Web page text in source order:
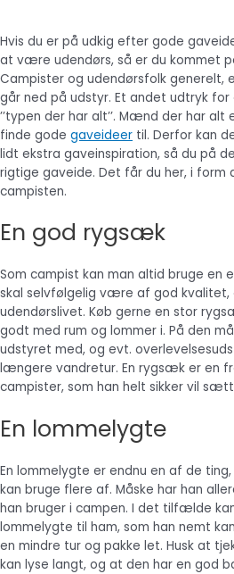
Hvis du er på udkig efter gode
at være udendørs, så er du kommet
Campister og udendørsfolk generelt,
går ned på udstyr. Et andet udtryk
’’typen der har alt’’. Mænd der har
finde gode gaveideer til. Derfor kan
lidt ekstra gaveinspiration, så du på
rigtige gaveide. Det får du her, i
campisten.
En god rygsæk
Som campist kan man altid bruge en
skal selvfølgelig være af god kvalitet,
udendørslivet. Køb gerne en stor
godt med rum og lommer i. På den
udstyret med, og evt.
længere vandretur. En rygsæk er en
campister, som han helt sikker vil
En lommelygte
En lommelygte er endnu en af de
kan bruge flere af. Måske har han
han bruger i campen. I det tilfælde
lommelygte til ham, som han nemt
en mindre tur og pakke let. Husk at
kan lyse langt, og at den har en god